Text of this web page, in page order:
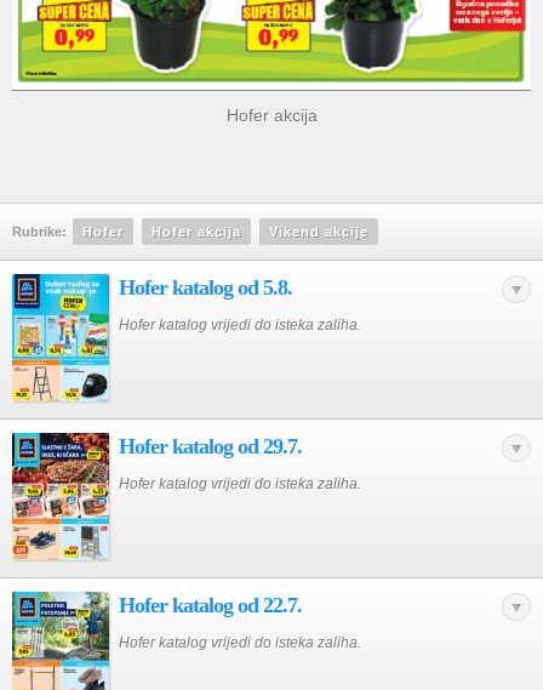
Hofer akcija
Rubrike: Hofer Hofer akcija Vikend akcije
Hofer katalog od 5.8.
Hofer katalog vrijedi do isteka zaliha.
Hofer katalog od 29.7.
Hofer katalog vrijedi do isteka zaliha.
Hofer katalog od 22.7.
Hofer katalog vrijedi do isteka zaliha.